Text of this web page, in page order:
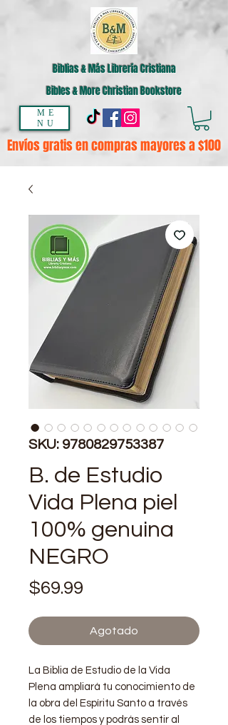
ME
NU
Biblias & Más Librería Cristiana
Bibles & More Christian Bookstore
Envíos gratis en compras mayores a $100
SKU: 9780829753387
B. de Estudio
Vida Plena piel
100% genuina
NEGRO
$69.99
Agotado
La Biblia de Estudio de la Vida
Plena ampliará tu conocimiento de
la obra del Espíritu Santo a través
de los tiempos y podrás sentir al